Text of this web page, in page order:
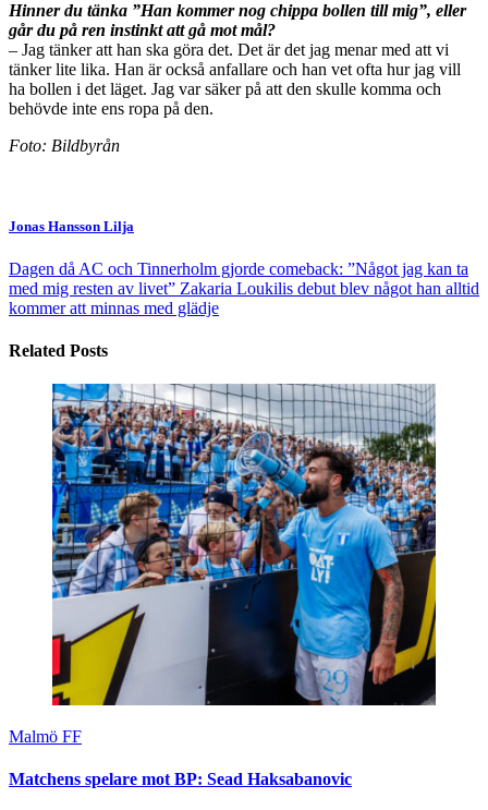
Hinner du tänka ”Han kommer nog chippa bollen till mig”, eller
går du på ren instinkt att gå mot mål?
– Jag tänker att han ska göra det. Det är det jag menar med att vi
tänker lite lika. Han är också anfallare och han vet ofta hur jag vill
ha bollen i det läget. Jag var säker på att den skulle komma och
behövde inte ens ropa på den.
Foto: Bildbyrån
Jonas Hansson Lilja
Dagen då AC och Tinnerholm gjorde comeback: ”Något jag kan ta
med mig resten av livet” Zakaria Loukilis debut blev något han alltid
kommer att minnas med glädje
Related Posts
Malmö FF
Matchens spelare mot BP: Sead Haksabanovic